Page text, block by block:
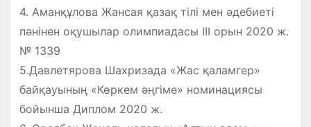
4. Аманқұлова Жансая қазақ тілі мен әдебиеті
пәнінен оқушылар олимпиадасы ІІІ орын 2020 ж.
№ 1339
5.Давлетярова Шахризада «Жас қаламгер»
байқауының «Көркем әңгіме» номинациясы
бойынша Диплом 2020 ж.